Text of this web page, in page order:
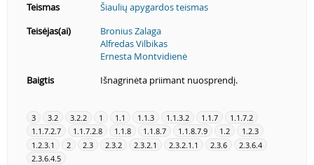
Teismas
Šiaulių apygardos teismas
Teisėjas(ai)
Bronius Zalaga
Alfredas Vilbikas
Ernesta Montvidienė
Baigtis
Išnagrinėta priimant nuosprendį.
3 3.2 3.2.2 1 1.1 1.1.3 1.1.3.2 1.1.7
1.1.7.2
1.1.7.2.7
1.1.7.2.8 1.1.8 1.1.8.7 1.1.8.7.9 1.2
1.2.3
1.2.3.1
2 2.3 2.3.2 2.3.2.1 2.3.2.1.1 2.3.6
2.3.6.4
2.3.6.4.5